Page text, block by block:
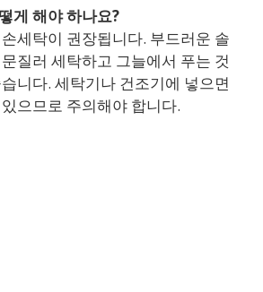
게 해야 하나요?
세탁이 권장됩니다. 부드러운 솔
질러 세탁하고 그늘에서 푸는 것
니다. 세탁기나 건조기에 넣으면
으므로 주의해야 합니다.